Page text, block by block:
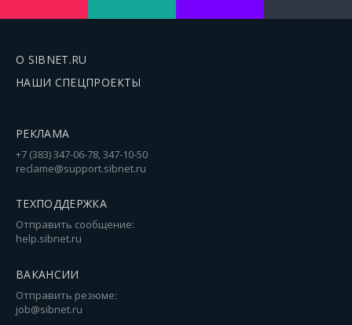
О SIBNET.RU
НАШИ СПЕЦПРОЕКТЫ
РЕКЛАМА
+7 (383) 347-06-78, 347-10-50
reclame@support.sibnet.ru
ТЕХПОДДЕРЖКА
Отправить сообщение:
help.sibnet.ru
ВАКАНСИИ
Отправить резюме:
job@sibnet.ru